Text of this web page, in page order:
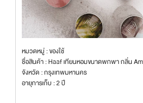
หมวดหมู่ : ของใช้
ชื่อสินค้า : Haaf เทียนหอมขนาดพกพา กลิ่น
จังหวัด : กรุงเทพมหานคร
อายุการเก็บ : 2 ปี